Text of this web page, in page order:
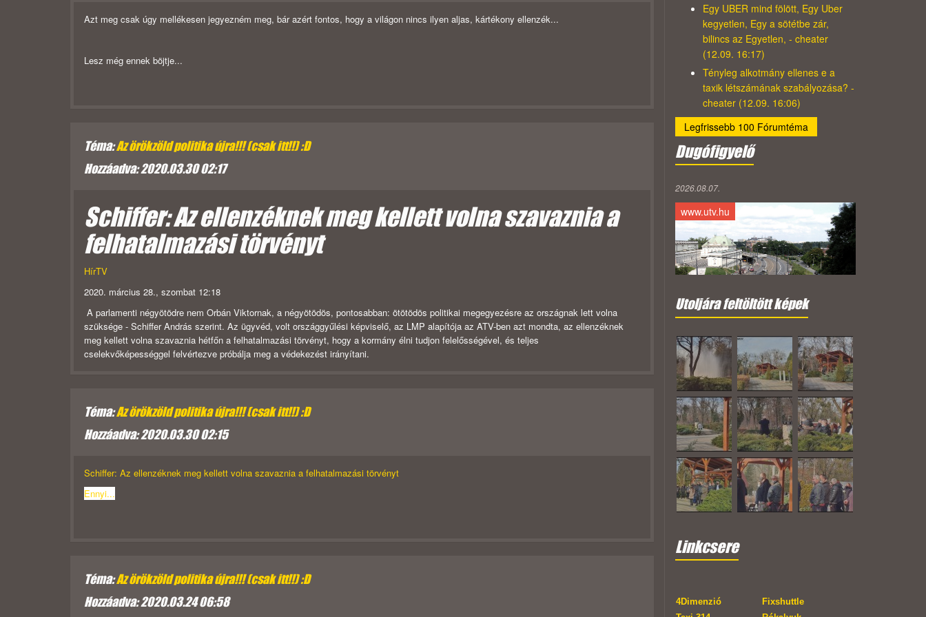
Azt meg csak úgy mellékesen jegyezném meg, bár azért fontos, hogy a világon nincs ilyen aljas, kártékony ellenzék...
Lesz még ennek böjtje...
Téma:Az örökzöld politika újra!!! (csak itt!!) :D
Hozzáadva: 2020.03.30 02:17
Schiffer: Az ellenzéknek meg kellett volna szavaznia a
felhatalmazási törvényt
HírTV
2020. március 28., szombat 12:18
A parlamenti négyötödre nem Orbán Viktornak, a négyötödös, pontosabban: ötötödös politikai megegyezésre az országnak lett volna
szüksége - Schiffer András szerint. Az ügyvéd, volt országgyűlési képviselő, az LMP alapítója az ATV-ben azt mondta, az ellenzéknek
meg kellett volna szavaznia hétfőn a felhatalmazási törvényt, hogy a kormány élni tudjon felelősségével, és teljes
cselekvőképességgel felvértezve próbálja meg a védekezést irányítani.
Téma:Az örökzöld politika újra!!! (csak itt!!) :D
Hozzáadva: 2020.03.30 02:15
Schiffer: Az ellenzéknek meg kellett volna szavaznia a felhatalmazási törvényt
Ennyi...
Téma:Az örökzöld politika újra!!! (csak itt!!) :D
Hozzáadva: 2020.03.24 06:58
Egy UBER mind fölött, Egy Uber
kegyetlen, Egy a sötétbe zár,
bilincs az Egyetlen, - cheater
(12.09. 16:17)
Tényleg alkotmány ellenes e a
taxik létszámának szabályozása? -
cheater (12.09. 16:06)
Legfrissebb 100 Fórumtéma
Dugófigyelő
2026.08.07.
www.utv.hu
Utoljára feltöltött képek
Linkcsere
4Dimenzió
Fixshuttle